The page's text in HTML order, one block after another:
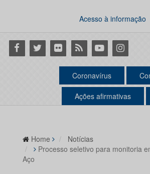
Acesso à informação
Facebook
Twitter Flickr RSS YoutubeInstagram
Coronavírus
Ações afirmativas
Home
Notícias
Processo seletivo para monitoria
Aço